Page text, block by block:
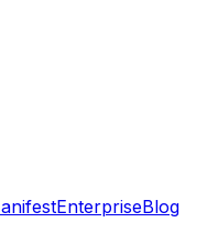
EnterpriseBlog